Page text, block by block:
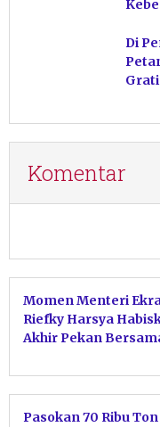
Di
Komentar
Momen Menteri
Riefky Harsya
Akhir Pekan
Pasokan 70 Ribu